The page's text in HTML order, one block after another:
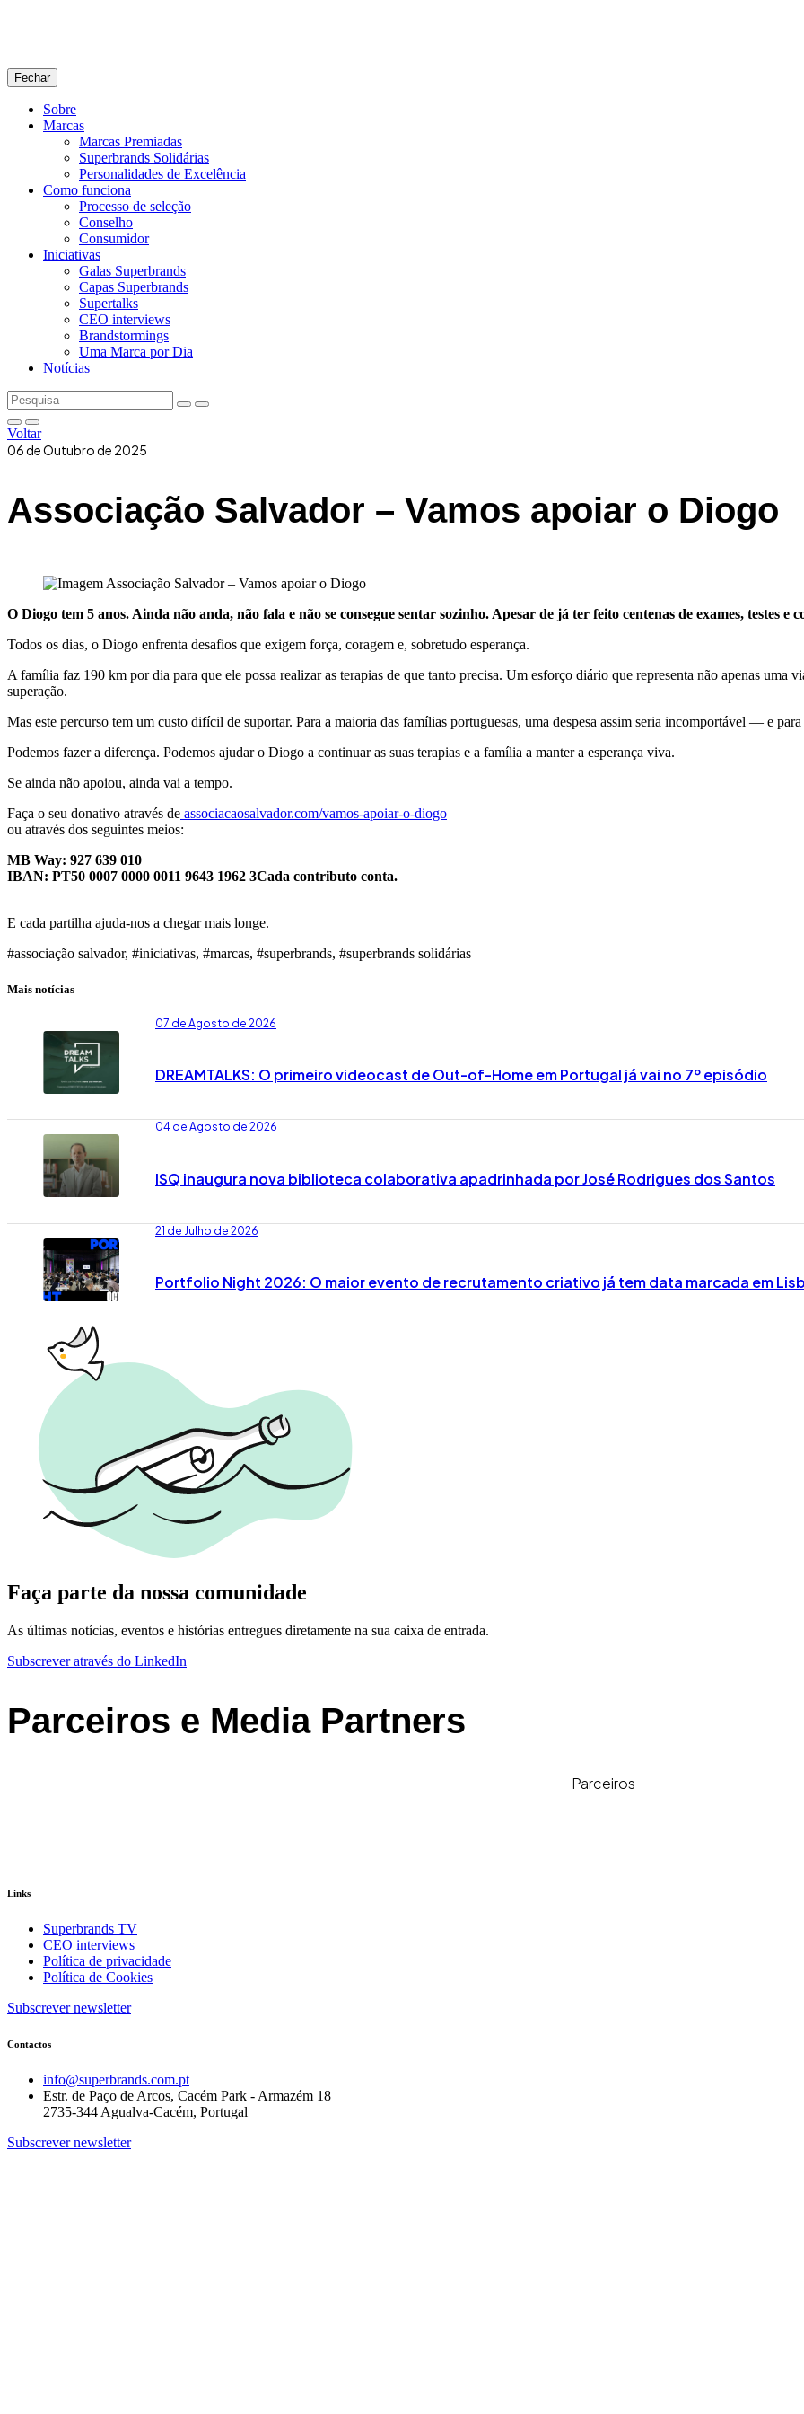
Fechar
Sobre
Marcas
Marcas Premiadas
Superbrands Solidárias
Personalidades de Excelência
Como funciona
Processo de seleção
Conselho
Consumidor
Iniciativas
Galas Superbrands
Capas Superbrands
Supertalks
CEO interviews
Brandstormings
Uma Marca por Dia
Notícias
Voltar
06 de Outubro de 2025
Associação Salvador – Vamos apoiar o Diogo
O Diogo tem 5 anos. Ainda não anda, não fala e não se consegue sentar sozinho. Apesar de já ter feito centenas de exames, testes e
Todos os dias, o Diogo enfrenta desafios que exigem força, coragem e, sobretudo esperança.
A família faz 190 km por dia para que ele possa realizar as terapias de que tanto precisa. Um esforço diário que representa não apenas uma
superação.
Mas este percurso tem um custo difícil de suportar. Para a maioria das famílias portuguesas, uma despesa assim seria incomportável — e para
Podemos fazer a diferença. Podemos ajudar o Diogo a continuar as suas terapias e a família a manter a esperança viva.
Se ainda não apoiou, ainda vai a tempo.
Faça o seu donativo através de associacaosalvador.com/vamos-apoiar-o-diogo
ou através dos seguintes meios:
MB Way: 927 639 010
IBAN: PT50 0007 0000 0011 9643 1962 3Cada contributo conta.
E cada partilha ajuda-nos a chegar mais longe.
#associação salvador, #iniciativas, #marcas, #superbrands, #superbrands solidárias
Mais notícias
07 de Agosto de 2026
DREAMTALKS: O primeiro videocast de Out-of-Home em Portugal já vai no 7º episódio
04 de Agosto de 2026
ISQ inaugura nova biblioteca colaborativa apadrinhada por José Rodrigues dos Santos
21 de Julho de 2026
Portfolio Night 2026: O maior evento de recrutamento criativo já tem data marcada em
Faça parte da nossa comunidade
As últimas notícias, eventos e histórias entregues diretamente na sua caixa de entrada.
Subscrever através do LinkedIn
Parceiros e Media Partners
Parceiros
Links
Superbrands TV
CEO interviews
Política de privacidade
Política de Cookies
Subscrever newsletter
Contactos
info@superbrands.com.pt
Estr. de Paço de Arcos, Cacém Park - Armazém 18
2735-344 Agualva-Cacém, Portugal
Subscrever newsletter